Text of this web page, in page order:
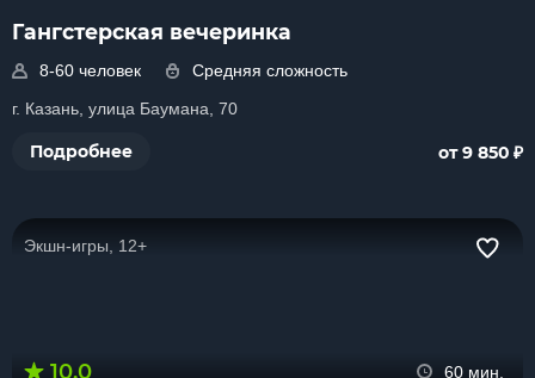
Гангстерская вечеринка
8-60 человек
Средняя сложность
г. Казань, улица Баумана, 70
Подробнее от 9 850 ₽
Экшн-игры, 12+
10.0 60 мин.